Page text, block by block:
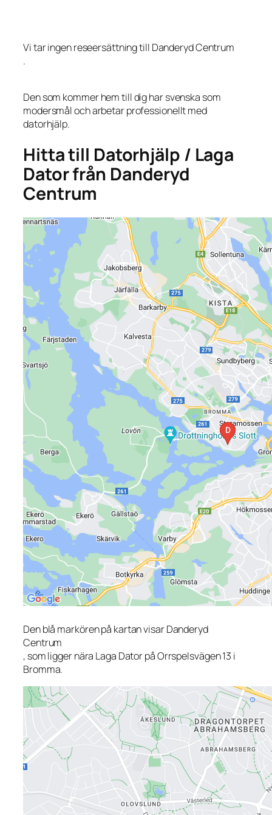
Vi tar ingen reseersättning till Danderyd Centrum
.
Den som kommer hem till dig har svenska som
modersmål och arbetar professionellt med
datorhjälp.
Hitta till Datorhjälp / Laga
Dator från Danderyd
Centrum
Den blå markören på kartan visar Danderyd
Centrum
, som ligger nära Laga Dator på Orrspelsvägen 13 i
Bromma.